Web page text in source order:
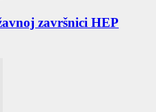
završnici HEP